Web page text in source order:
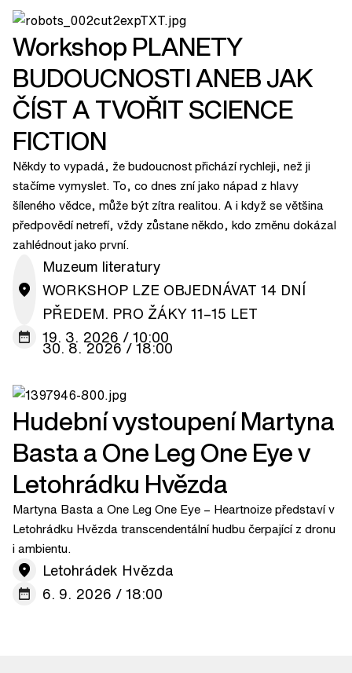
Workshop PLANETY
BUDOUCNOSTI ANEB JAK
ČÍST A TVOŘIT SCIENCE
FICTION
Někdy to vypadá, že budoucnost přichází rychleji, než ji
stačíme vymyslet. To, co dnes zní jako nápad z hlavy
šíleného vědce, může být zítra realitou. A i když se většina
předpovědí netrefí, vždy zůstane někdo, kdo změnu dokázal
zahlédnout jako první.
Muzeum literatury
WORKSHOP LZE OBJEDNÁVAT 14 DNÍ
PŘEDEM. PRO ŽÁKY 11–15 LET
19. 3. 2026 / 10:00
30. 8. 2026 / 18:00
Hudební vystoupení Martyna
Basta a One Leg One Eye v
Letohrádku Hvězda
Martyna Basta a One Leg One Eye – Heartnoize představí v
Letohrádku Hvězda transcendentální hudbu čerpající z dronu
i ambientu.
Letohrádek Hvězda
6. 9. 2026 / 18:00